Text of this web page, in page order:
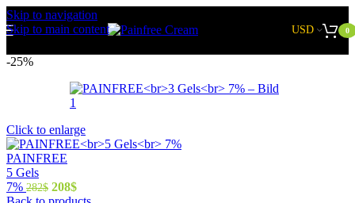
Skip to navigation
Skip to main content
USD 0
-25%
Click to enlarge
PAINFREE
5 Gels
7% 282$ 208$